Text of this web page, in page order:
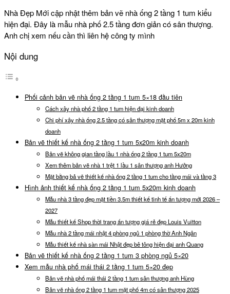
Nhà Đẹp Mới cập nhật thêm bản vẽ nhà ống 2 tầng 1 tum kiểu
hiện đại. Đây là mẫu nhà phố 2.5 tầng đơn giản có sân thượng.
Anh chị xem nếu cần thì liên hệ công ty mình
Nội dung
Phối cảnh bản vẽ nhà ống 2 tầng 1 tum 5×18 đầu tiên
Cách xây nhà phố 2 tầng 1 tum hiện đại kinh doanh
Chi phí xây nhà ống 2.5 tầng có sân thượng mặt phố 5m x 20m kinh
doanh
Bản vẽ thiết kế nhà ống 2 tầng 1 tum 5x20m kinh doanh
Bản vẽ không gian tầng lầu 1 nhà ống 2 tầng 1 tum 5x20m
Xem thêm bản vẽ nhà 1 trệt 1 lầu 1 sân thượng anh Hưởng
Mặt bằng bả vẽ thiết kế nhà ống 2 tầng 1 tum cho tầng mái và tầng 3
Hình ảnh thiết kế nhà ống 2 tầng 1 tum 5x20m kinh doanh
Mẫu nhà 3 tầng đẹp mặt tiền 3.5m thiết kế tinh tế ấn tượng mới 2026 –
2027
Mẫu thiết kế Shop thời trang ấn tượng giá rẻ đẹp Louis Vuitton
Mẫu nhà 2 tầng mái nhật 4 phòng ngủ 1 phòng thờ Anh Ngân
Mẫu thiết kế nhà sàn mái Nhật đẹp bê tông hiện đại anh Quang
Bản vẽ thiết kế nhà ống 2 tầng 1 tum 3 phòng ngủ 5×20
Xem mẫu nhà phố mái thái 2 tầng 1 tum 5×20 đẹp
Bản vẽ nhà phố mái thái 2 tầng 1 tum sân thượng anh Hùng
Bản vẽ nhà ống 2 tầng 1 tum mặt phố 4m có sân thượng 2025